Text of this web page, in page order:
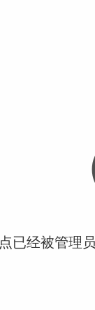
已经被管理